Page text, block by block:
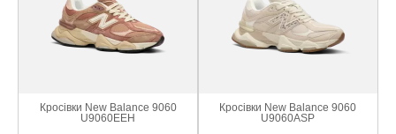
Кросівки New Balance 9060
U9060EEH
Кросівки New Balance 9060
U9060ASP